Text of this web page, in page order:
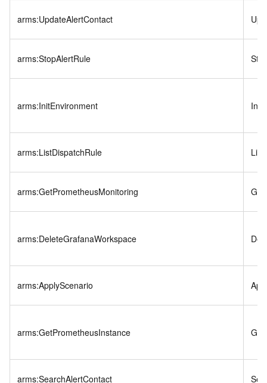
arms:UpdateAlertContact
arms:StopAlertRule
arms:InitEnvironment
arms:ListDispatchRule
arms:GetPrometheusMonitoring
arms:DeleteGrafanaWorkspace
arms:ApplyScenario
arms:GetPrometheusInstance
arms:SearchAlertContact